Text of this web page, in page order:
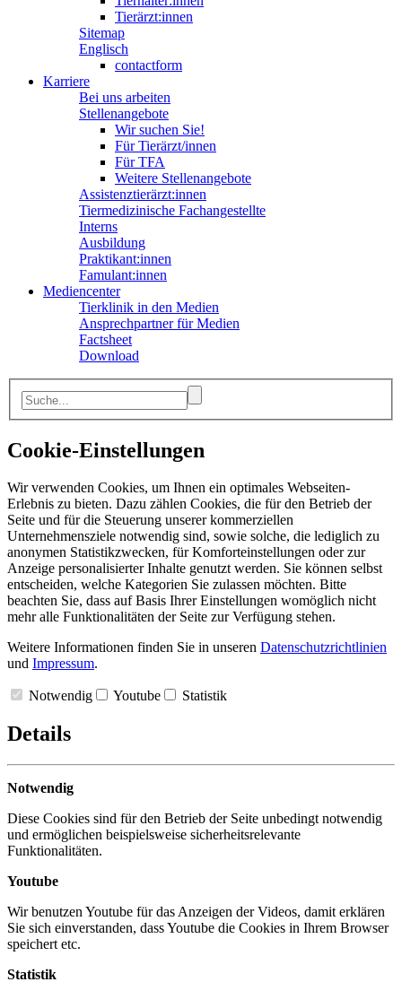
Tierärzt:innen
Sitemap
Englisch
contactform
Karriere
Bei uns arbeiten
Stellenangebote
Wir suchen Sie!
Für Tierärzt/innen
Für TFA
Weitere Stellenangebote
Assistenztierärzt:innen
Tiermedizinische Fachangestellte
Interns
Ausbildung
Praktikant:innen
Famulant:innen
Mediencenter
Tierklinik in den Medien
Ansprechpartner für Medien
Factsheet
Download
Cookie-Einstellungen
Wir verwenden Cookies, um Ihnen ein optimales Webseiten-
Erlebnis zu bieten. Dazu zählen Cookies, die für den Betrieb der
Seite und für die Steuerung unserer kommerziellen
Unternehmensziele notwendig sind, sowie solche, die lediglich zu
anonymen Statistikzwecken, für Komforteinstellungen oder zur
Anzeige personalisierter Inhalte genutzt werden. Sie können selbst
entscheiden, welche Kategorien Sie zulassen möchten. Bitte
beachten Sie, dass auf Basis Ihrer Einstellungen womöglich nicht
mehr alle Funktionalitäten der Seite zur Verfügung stehen.
Weitere Informationen finden Sie in unseren Datenschutzrichtlinien
und Impressum.
Notwendig Youtube Statistik
Details
Notwendig
Diese Cookies sind für den Betrieb der Seite unbedingt notwendig
und ermöglichen beispielsweise sicherheitsrelevante
Funktionalitäten.
Youtube
Wir benutzen Youtube für das Anzeigen der Videos, damit erklären
Sie sich einverstanden, dass Youtube die Cookies in Ihrem Browser
speichert etc.
Statistik